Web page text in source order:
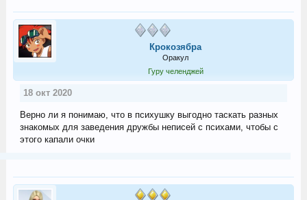
Крокозябра
Оракул
Гуру челенджей
18 окт 2020
Верно ли я понимаю, что в психушку выгодно таскать разных
знакомых для заведения дружбы неписей с психами, чтобы с
этого капали очки